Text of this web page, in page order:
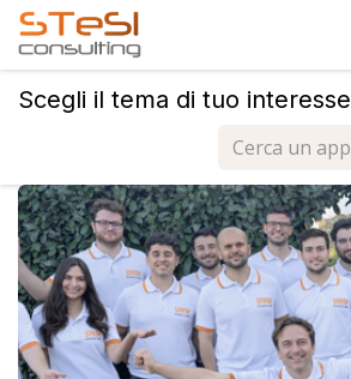
Passa al contenuto
Scegli il tema di tuo interesse